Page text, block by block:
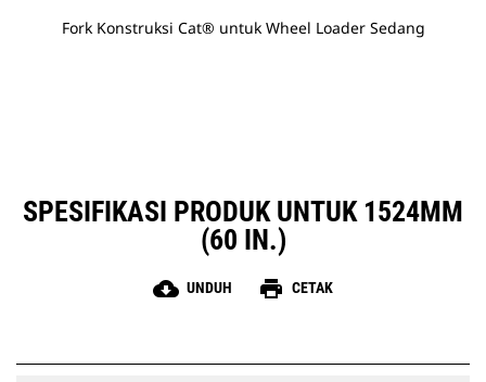
Fork Konstruksi Cat® untuk Wheel Loader Sedang
SPESIFIKASI PRODUK UNTUK 1524MM
(60 IN.)
cloud_download UNDUH print CETAK